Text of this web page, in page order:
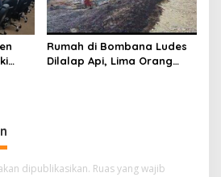
Rumah di Bombana Ludes
Dilalap Api, Lima Orang
dipublikasikan. Ruas yang wajib